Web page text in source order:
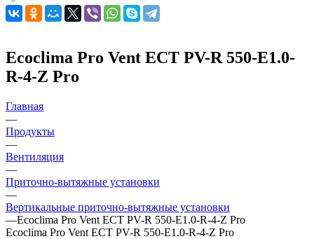
Ecoclima Pro Vent ECT PV-R 550-E1.0-
R-4-Z Pro
Главная
—
Продукты
—
Вентиляция
—
Приточно-вытяжные установки
—
Вертикальные приточно-вытяжные установки
—Ecoclima Pro Vent ECT PV-R 550-E1.0-R-4-Z Pro
Ecoclima Pro Vent ECT PV-R 550-E1.0-R-4-Z Pro